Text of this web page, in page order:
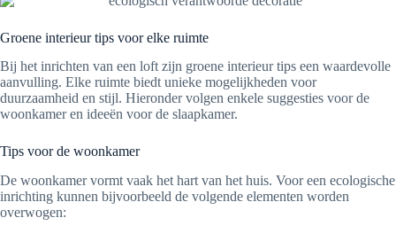
Groene interieur tips voor elke ruimte
Bij het inrichten van een loft zijn groene interieur tips een waardevolle
aanvulling. Elke ruimte biedt unieke mogelijkheden voor
duurzaamheid en stijl. Hieronder volgen enkele suggesties voor de
woonkamer en ideeën voor de slaapkamer.
Tips voor de woonkamer
De woonkamer vormt vaak het hart van het huis. Voor een ecologische
inrichting kunnen bijvoorbeeld de volgende elementen worden
overwogen: